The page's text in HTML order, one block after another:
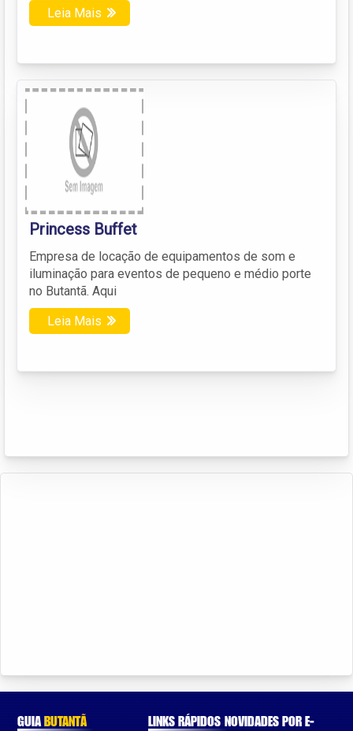
Leia Mais
Princess Buffet
Empresa de locação de equipamentos de som e
iluminação para eventos de pequeno e médio porte
no Butantã. Aqui
Leia Mais
GUIABUTANTÃ LINKS RÁPIDOS NOVIDADES POR E-